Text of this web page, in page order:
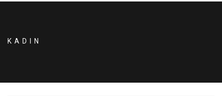
KADIN